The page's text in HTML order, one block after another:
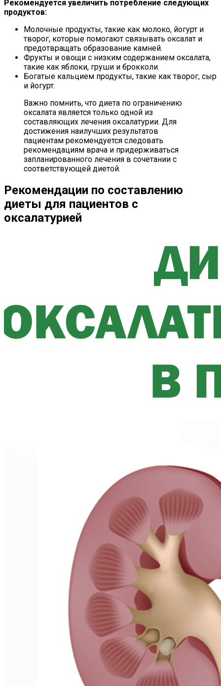
Рекомендуется увеличить потребление следующих
продуктов:
Молочные продукты, такие как молоко, йогурт и
творог, которые помогают связывать оксалат и
предотвращать образование камней.
Фрукты и овощи с низким содержанием оксалата,
такие как яблоки, груши и брокколи.
Богатые кальцием продукты, такие как творог, сыр
и йогурт.
Важно помнить, что диета по ограничению
оксалата является только одной из
составляющих лечения оксалатурии. Для
достижения наилучших результатов
пациентам рекомендуется следовать
рекомендациям врача и придерживаться
запланированного лечения в сочетании с
соответствующей диетой.
Рекомендации по составлению
диеты для пациентов с
оксалатурией